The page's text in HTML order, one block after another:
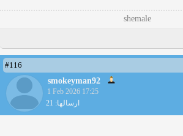
shemale
#116
smokeyman92
1 Feb 2026 17:25
ارسالها: 21